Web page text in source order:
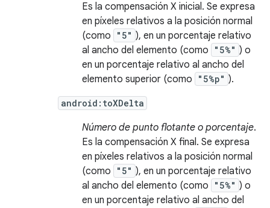
Es la compensación X inicial. Se expresa
en píxeles relativos a la posición normal
(como
"5" ), en un porcentaje relativo
al ancho del elemento (como
"5%" ) o
en un porcentaje relativo al ancho del
elemento superior (como
"5%p" ).
android:toXDelta
Número de punto flotante o porcentaje.
Es la compensación X final. Se expresa
en píxeles relativos a la posición normal
(como
"5" ), en un porcentaje relativo
al ancho del elemento (como
"5%" ) o
en un porcentaje relativo al ancho del